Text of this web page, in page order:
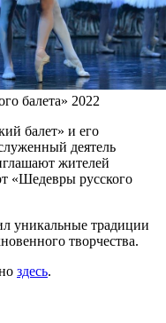
балета» 2022
балет» и его
деятель
жителей
«Шедевры русского
уникальные традиции
творчества.
здесь.